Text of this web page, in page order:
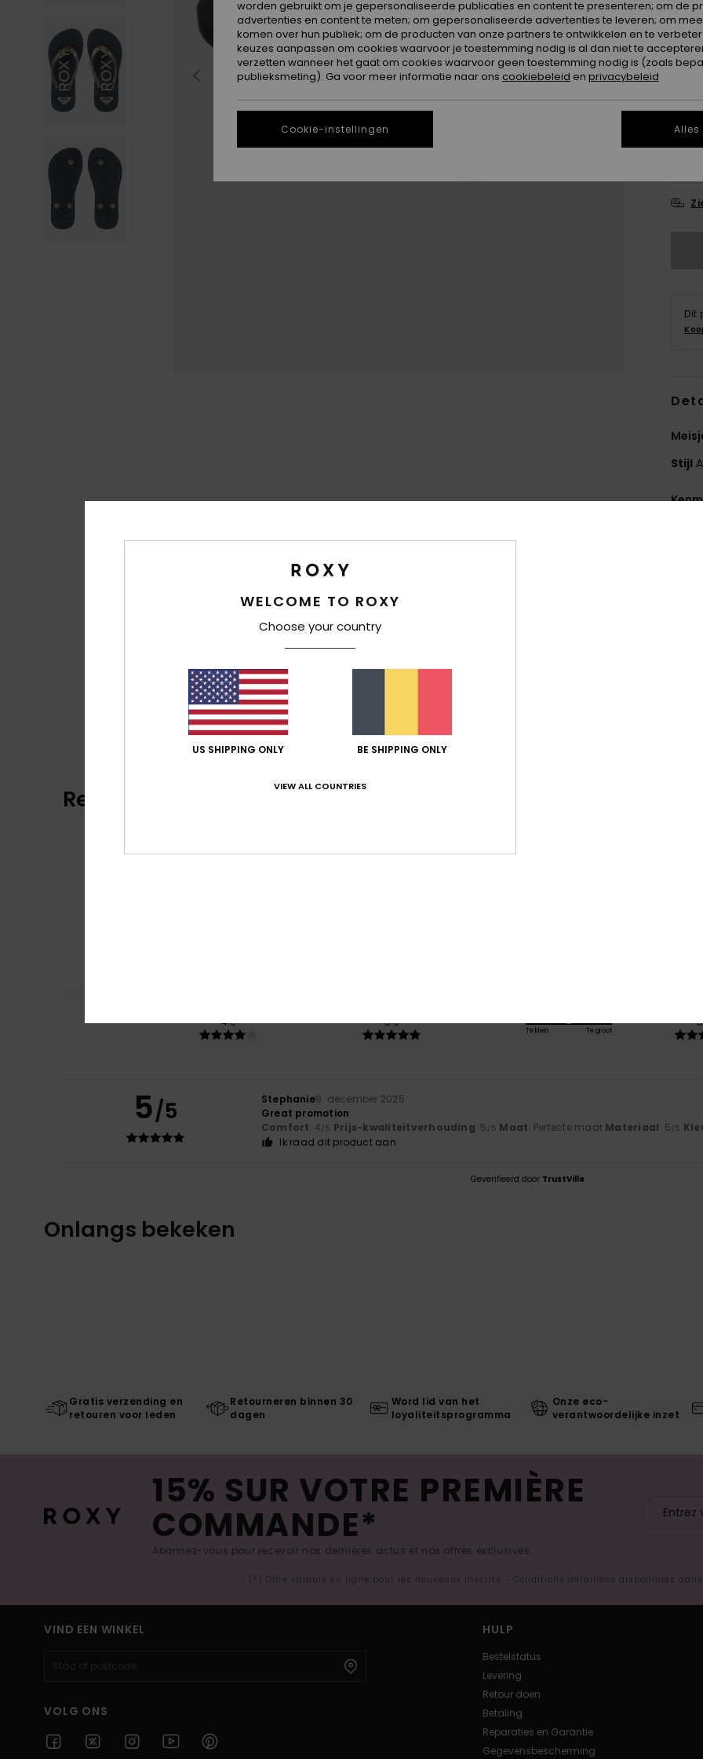
28
Dit
Stijl
Reviews van klanten
4.0
5.0
Te klein Te groot
5/5 Stephanie9. december 2025
Great promotion
Comfort: 4/5 Prijs-kwaliteitverhouding: 5 /5 Maat: Perfecte maat Materiaal: 5/5
Ik raad dit product aan
Geverifieerd door TrustVille
Onlangs bekeken
Gratis verzending en
retouren voor leden
Retourneren binnen 30
dagen
Word lid van het
loyaliteitsprogramma
Onze eco-
verantwoordelijke inzet
15% SUR VOTRE PREMIÈRE
COMMANDE*
Abonnez-vous pour recevoir nos dernières actus et nos offres exclusives.
(*) Offre valable en ligne pour les nouveaux inscrits - Conditions détaillées disponibles
VIND EEN WINKEL
VOLG ONS
HULP
Bestelstatus
Levering
Retour doen
Betaling
Reparaties en Garantie
Gegevensbescherming
WELCOME TO ROXY
Choose your country
US SHIPPING ONLY BE SHIPPING ONLY
VIEW ALL COUNTRIES
worden gebruikt om je gepersonaliseerde publicaties en content te presenteren; om de
advertenties en content te meten; om gepersonaliseerde advertenties te leveren; om
komen over hun publiek; om de producten van onze partners te ontwikkelen en te
keuzes aanpassen om cookies waarvoor je toestemming nodig is al dan niet te
verzetten wanneer het gaat om cookies waarvoor geen toestemming nodig is (zoals
publieksmeting). Ga voor meer informatie naar ons cookiebeleid en privacybeleid
Cookie-instellingen Alles